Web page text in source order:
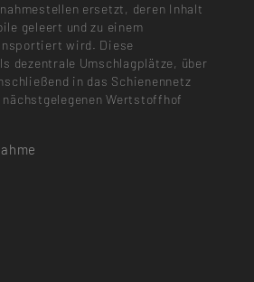
ersetzt, deren Inhalt
geleert und zu einem
wird. Diese
dezentrale Umschlag­plätze, über
in das Schienennetz
Wertstoffhof